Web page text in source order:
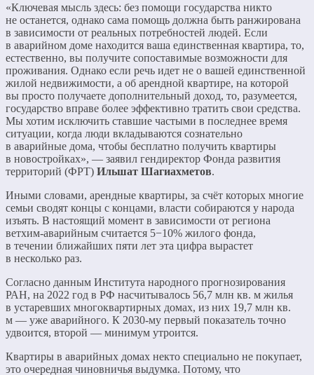
«Ключевая мысль здесь: без помощи государства никто
не останется, однако сама помощь должна быть ранжирована
в зависимости от реальных потребностей людей. Если
в аварийном доме находится ваша единственная квартира, то,
естественно, вы получите сопоставимые возможности для
проживания. Однако если речь идет не о вашей единственной
жилой недвижимости, а об арендной квартире, на которой
вы просто получаете дополнительный доход, то, разумеется,
государство вправе более эффективно тратить свои средства.
Мы хотим исключить ставшие частыми в последнее время
ситуации, когда люди вкладываются сознательно
в аварийные дома, чтобы бесплатно получить квартиры
в новостройках», — заявил гендиректор Фонда развития
территорий (ФРТ) Ильшат Шагиахметов.
Иными словами, арендные квартиры, за счёт которых многие
семьи сводят концы с концами, власти собираются у народа
изъять. В настоящий момент в зависимости от региона
ветхим-аварийным считается 5−10% жилого фонда,
в течении ближайших пяти лет эта цифра вырастет
в несколько раз.
Согласно данным Института народного прогнозирования
РАН, на 2022 год в РФ насчитывалось 56,7 млн кв. м жилья
в устаревших многоквартирных домах, из них 19,7 млн кв.
м — уже аварийного. К 2030-му первый показатель точно
удвоится, второй — минимум утроится.
Квартиры в аварийных домах некто специально не покупает,
это очередная чиновничья выдумка. Потому, что